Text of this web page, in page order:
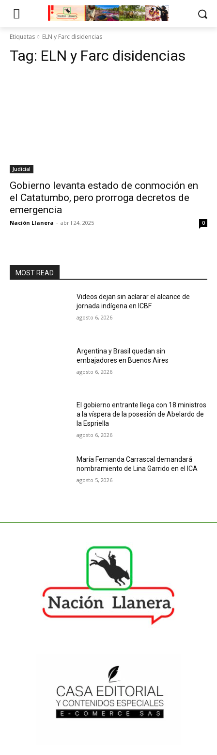
Etiquetas ELN y Farc disidencias
Tag: ELN y Farc disidencias
Judicial
Gobierno levanta estado de conmoción en
el Catatumbo, pero prorroga decretos de
emergencia
Nación Llanera - abril 24, 2025 0
MOST READ
Videos dejan sin aclarar el alcance de
jornada indígena en ICBF
agosto 6, 2026
Argentina y Brasil quedan sin
embajadores en Buenos Aires
agosto 6, 2026
El gobierno entrante llega con 18 ministros
a la víspera de la posesión de Abelardo de
la Espriella
agosto 6, 2026
María Fernanda Carrascal demandará
nombramiento de Lina Garrido en el ICA
agosto 5, 2026